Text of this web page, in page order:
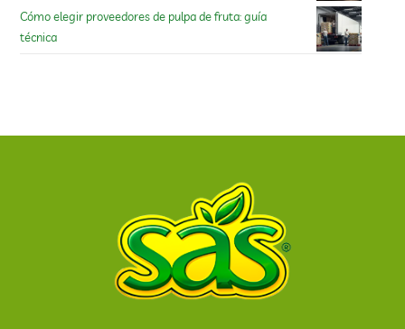
Cómo elegir proveedores de pulpa de fruta: guía
técnica